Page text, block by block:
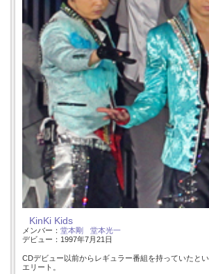
KinKi Kids
メンバー： 堂本剛
堂本光一
デビュー：1997年7月21日
CDデビュー以前からレギュラー番組を持っていたと
エリート。